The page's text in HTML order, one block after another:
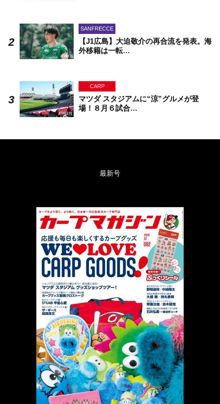
SANFRECCE
【J1広島】大迫敬介の再合流を発表。海
外移籍は一転…
CARP
マツダ スタジアムに“涼”グルメが登
場！８月６試合…
最新号